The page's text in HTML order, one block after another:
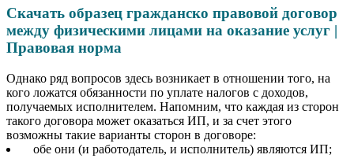
Скачать образец гражданско правовой договор
между физическими лицами на оказание услуг |
Правовая норма
Однако ряд вопросов здесь возникает в отношении того, на
кого ложатся обязанности по уплате налогов с доходов,
получаемых исполнителем. Напомним, что каждая из сторон
такого договора может оказаться ИП, и за счет этого
возможны такие варианты сторон в договоре:
обе они (и работодатель, и исполнитель) являются ИП;